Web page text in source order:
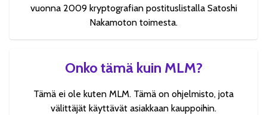
vuonna 2009 kryptografian postituslistalla Satoshi
Nakamoton toimesta.
Onko tämä kuin MLM?
Tämä ei ole kuten MLM. Tämä on ohjelmisto, jota
välittäjät käyttävät asiakkaan kauppoihin.